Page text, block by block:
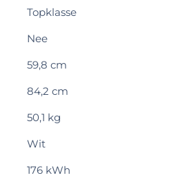
Topklasse
Nee
59,8 cm
84,2 cm
50,1 kg
Wit
176 kWh